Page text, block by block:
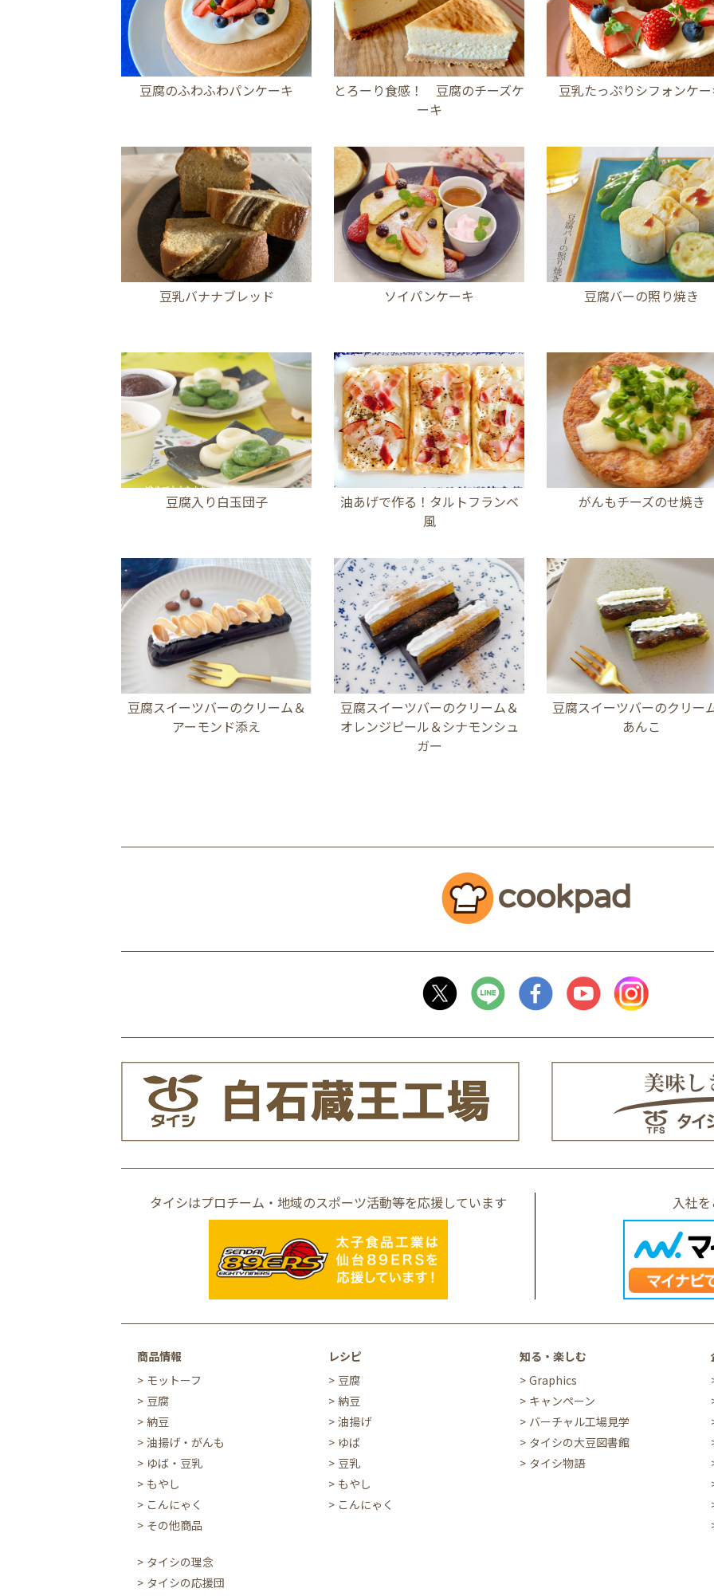
豆腐のふわふわパンケーキ
とろーり食感！ 豆腐のチーズケ
ーキ
豆乳たっぷりシフォンケ
豆乳バナナブレッド ソイパンケーキ 豆腐バーの照り焼き
豆腐入り白玉団子
油あげで作る！タルトフランベ
風
がんもチーズのせ焼き
豆腐スイーツバーのクリーム＆
アーモンド添え
豆腐スイーツバーのクリーム＆
オレンジピール＆シナモンシュ
ガー
豆腐スイーツバーのクリー
あんこ
タイシはプロチーム・地域のスポーツ活動等を応援しています 入社
商品情報
モットーフ
豆腐
納豆
油揚げ・がんも
ゆば・豆乳
もやし
こんにゃく
その他商品
レシピ
豆腐
納豆
油揚げ
ゆば
豆乳
もやし
こんにゃく
知る・楽しむ
Graphics
キャンペーン
バーチャル工場見学
タイシの大豆図書館
タイシ物語
タイシの理念
タイシの応援団